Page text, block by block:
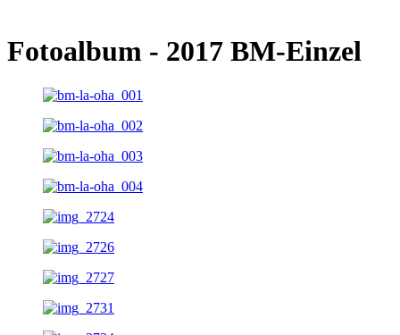
Fotoalbum - 2017 BM-Einzel